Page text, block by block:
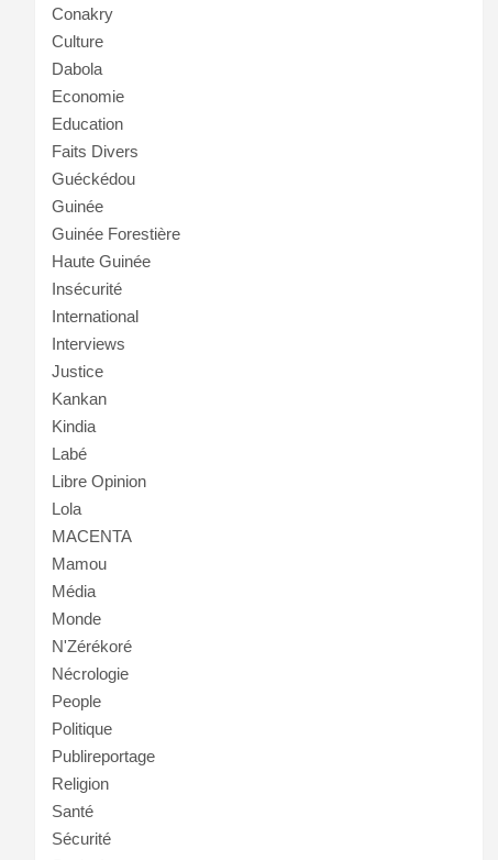
Conakry
Culture
Dabola
Economie
Education
Faits Divers
Guéckédou
Guinée
Guinée Forestière
Haute Guinée
Insécurité
International
Interviews
Justice
Kankan
Kindia
Labé
Libre Opinion
Lola
MACENTA
Mamou
Média
Monde
N'Zérékoré
Nécrologie
People
Politique
Publireportage
Religion
Santé
Sécurité